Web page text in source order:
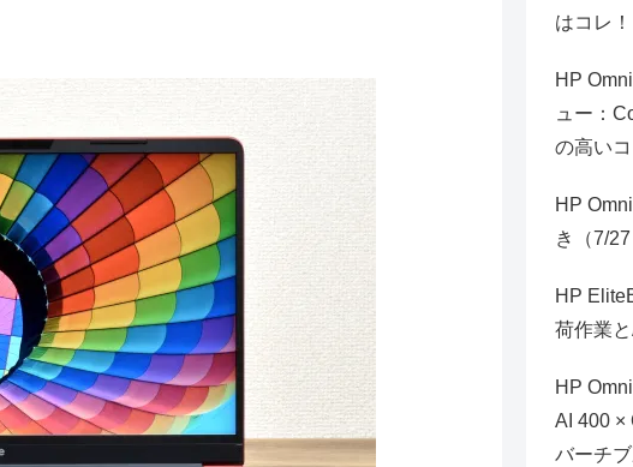
はコレ
HP
ュー：
の高い
HP
き（7/27
HP
荷作業
HP
AI 400 ×
バーチ